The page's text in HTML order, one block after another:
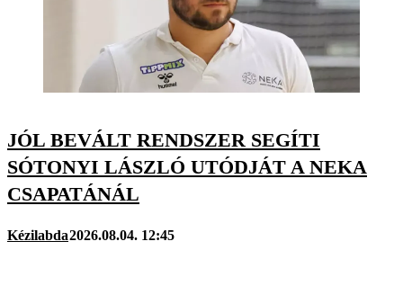
JÓL BEVÁLT RENDSZER SEGÍTI
SÓTONYI LÁSZLÓ UTÓDJÁT A NEKA
CSAPATÁNÁL
Kézilabda2026.08.04. 12:45